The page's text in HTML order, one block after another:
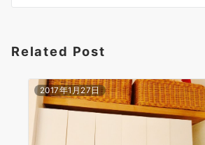
シ
ン
Related Post
2017年1月27日